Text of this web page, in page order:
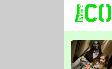
TŘESKU
FUTURAMA